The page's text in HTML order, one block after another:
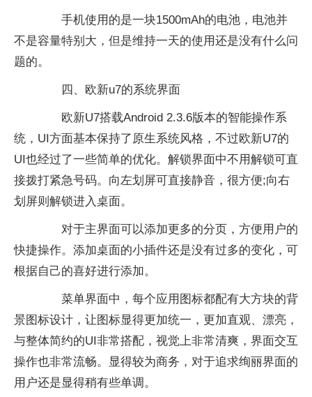
手机使用的是一块1500mAh的电池，电池并
不是容量特别大，但是维持一天的使用还是没有什么问
题的。
四、欧新u7的系统界面
欧新U7搭载Android 2.3.6版本的智能操作系
统，UI方面基本保持了原生系统风格，不过欧新U7的
UI也经过了一些简单的优化。解锁界面中不用解锁可直
接拨打紧急号码。向左划屏可直接静音，很方便;向右
划屏则解锁进入桌面。
对于主界面可以添加更多的分页，方便用户的
快捷操作。添加桌面的小插件还是没有过多的变化，可
根据自己的喜好进行添加。
菜单界面中，每个应用图标都配有大方块的背
景图标设计，让图标显得更加统一，更加直观、漂亮，
与整体简约的UI非常搭配，视觉上非常清爽，界面交互
操作也非常流畅。显得较为商务，对于追求绚丽界面的
用户还是显得稍有些单调。